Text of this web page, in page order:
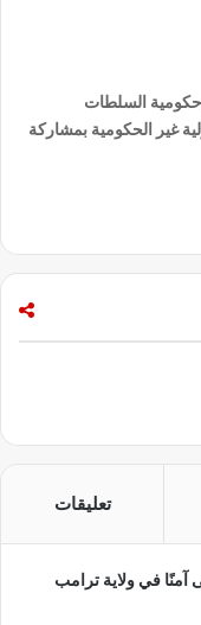
حكومية السلطات
غير الحكومية بمشاركة
تعليقات
آمنًا في ولاية ترامب